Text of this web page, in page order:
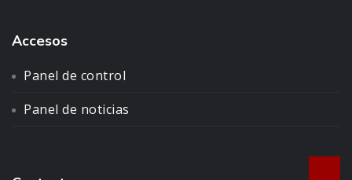
Accesos
Panel de control
Panel de noticias